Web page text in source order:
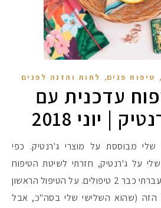
, טיפוח פנים, לחות והזנה לפנים
עדכנית עם
| יוני 2018
על ג'רנטיק, חזרתי לשיטת הטיפוח
שלהם לפני כ-3 חודשים. עברתי כבר 2 טיפולים. על הטיפול הראשון
הזה (שהוא השלישי שלי בסה"כ, אבל